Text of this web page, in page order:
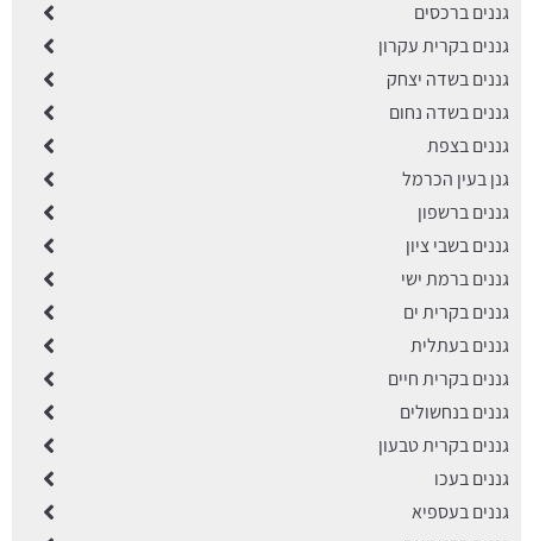
גננים ברכסים
גננים בקרית עקרון
גננים בשדה יצחק
גננים בשדה נחום
גננים בצפת
גנן בעין הכרמל
גננים ברשפון
גננים בשבי ציון
גננים ברמת ישי
גננים בקרית ים
גננים בעתלית
גננים בקרית חיים
גננים בנחשולים
גננים בקרית טבעון
גננים בעכו
גננים בעספיא